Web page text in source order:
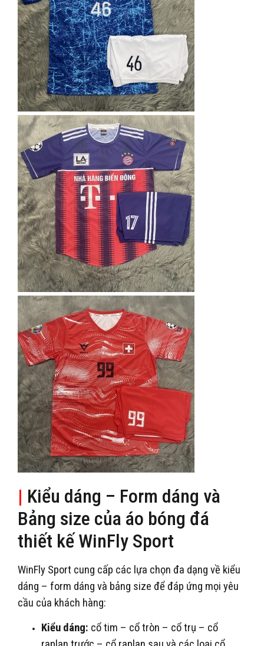
| Kiểu dáng – Form dáng và
Bảng size của áo bóng đá
thiết kế WinFly Sport
WinFly Sport cung cấp các lựa chọn đa dạng về kiểu
dáng – form dáng và bảng size để đáp ứng mọi yêu
cầu của khách hàng:
Kiểu dáng: cổ tim – cổ tròn – cổ trụ – cổ